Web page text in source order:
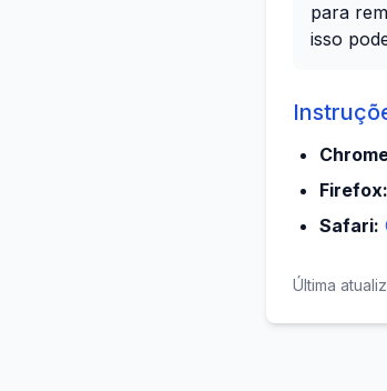
para
isso
Firefox:
Safari:
Última